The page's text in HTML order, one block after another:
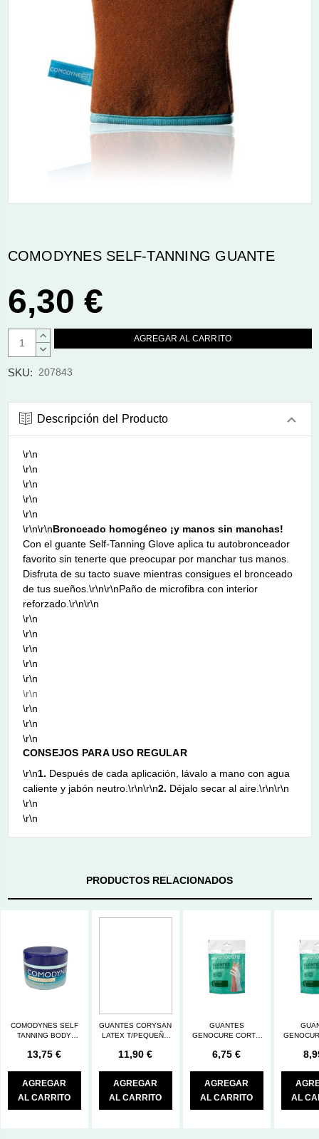
COMODYNES SELF-TANNING GUANTE
6,30 €
AUMENTAR
CANTIDAD:
DISMINUIR
SKU: 207843
Descripción del Producto
\r\n
\r\n
\r\n
\r\n
\r\n
\r\n\r\nBronceado homogéneo ¡y manos sin manchas!
Con el guante Self-Tanning Glove aplica tu autobronceador
favorito sin tenerte que preocupar por manchar tus manos.
Disfruta de su tacto suave mientras consigues el bronceado
de tus sueños.\r\n\r\nPaño de microfibra con interior
reforzado.\r\n\r\n
\r\n
\r\n
\r\n
\r\n
\r\n
\r\n
\r\n
\r\n
\r\n
CONSEJOS PARA USO REGULAR
\r\n1. Después de cada aplicación, lávalo a mano con agua
caliente y jabón neutro.\r\n\r\n2. Déjalo secar al aire.\r\n\r\n
\r\n
\r\n
PRODUCTOS RELACIONADOS
COMODYNES SELF
TANNING BODY
13,75 €
AGREGAR
AL CARRITO
GUANTES CORYSAN
LATEX T/PEQUEÑO
11,90 €
AGREGAR
AL CARRITO
GUANTES
GENOCURE CORTO
2
6,75 €
AGREGAR
AL CARRITO
2
AL